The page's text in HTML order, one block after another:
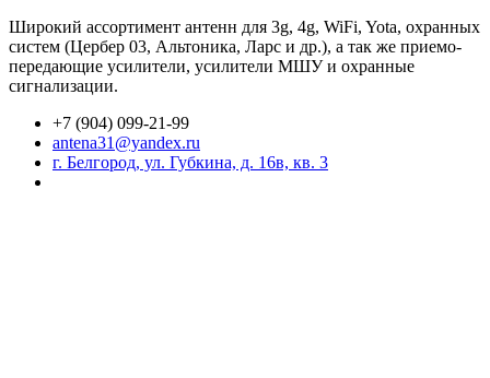
Широкий ассортимент антенн для 3g, 4g, WiFi, Yota, охранных
систем (Цербер 03, Альтоника, Ларс и др.), а так же приемо-
передающие усилители, усилители МШУ и охранные
сигнализации.
+7 (904) 099-21-99
antena31@yandex.ru
г. Белгород, ул. Губкина, д. 16в, кв. 3